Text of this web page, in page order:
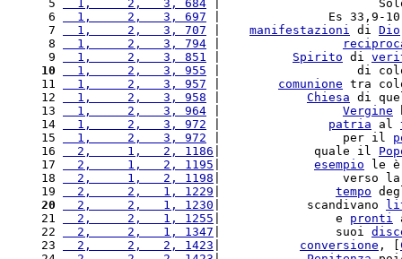
5
  1,     2,   3, 684
|                      Solo
6
  1,     2,   3, 697
|               Es 33,9-
7
  1,     2,   3, 707
manifestazioni di Dio
8
  1,     2,   3, 794
9
  1,     2,   3, 851
Spirito di
10
  1,     2,   3, 955
|                   di
11
  1,     2,   3, 957
comunione tra
12
  1,     2,   3, 958
Chiesa di
13
  1,     2,   3, 964
Vergine
14
  1,     2,   3, 972
patria al
15
  1,     2,   3, 972
|                 per il
16
  2,     1,   2, 1186
|             quale il
17
  2,     1,   2, 1195
esempio le
18
  2,     1,   2, 1198
|                 verso la
19
  2,     2,   1, 1229
tempo
20
  2,     2,   1, 1230
|            scandivano
21
  2,     2,   1, 1255
|                e pronti
22
  2,     2,   1, 1347
|                suoi
23
  2,     2,   2, 1423
conversione , [